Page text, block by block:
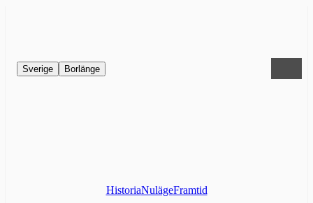
Sverige Borlänge
HistoriaNulägeFramtid